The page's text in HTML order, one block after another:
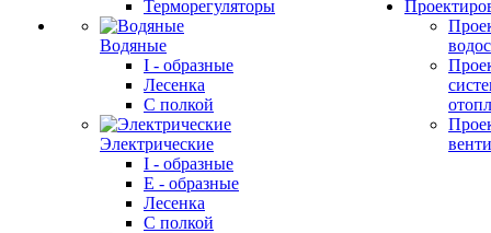
Терморегуляторы
Водяные
I - образные
Лесенка
С полкой
Электрические
I - образные
E - образные
Лесенка
С полкой